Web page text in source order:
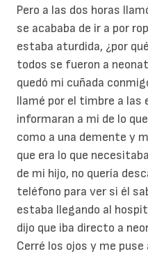
Pero a las dos horas
se acababa de ir a por
estaba aturdida, ¿por
todos se fueron a
quedó mi cuñada
llamé por el timbre a las
informaran a mi de lo
como a una demente y
que era lo que
de mi hijo, no quería
teléfono para ver si él
estaba llegando al
dijo que iba directo a
Cerré los ojos y me